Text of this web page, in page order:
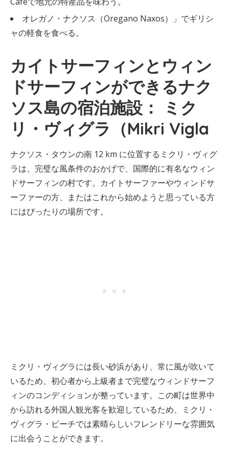
オレガノ・ナクソス（Oregano Naxos）」でギリシ
ャの軽食を食べる。
カイトサーフィンとウィン
ドサーフィンができるナク
ソス島の宿泊施設： ミク
リ・ヴィグラ（Mikri Vigla
ナクソス・タウンの南 12 km に位置するミクリ・ヴィグ
ラは、完璧な風条件のおかげで、国際的に有名なウィン
ドサーフィンの村です。カイトサーファーやウィンドサ
ーファーの方、またはこれから始めようと思っている方
にはぴったりの場所です。
ミクリ・ヴィグラには長い砂浜があり、常に風が吹いて
いるため、初心者から上級者まで完璧なウィンドサーフ
ィンのコンディションが整っています。この町は世界中
から訪れる外国人観光客を歓迎しているため、ミクリ・
ヴィグラ・ビーチでは素晴らしいフレンドリーな雰囲気
に出会うことができます。